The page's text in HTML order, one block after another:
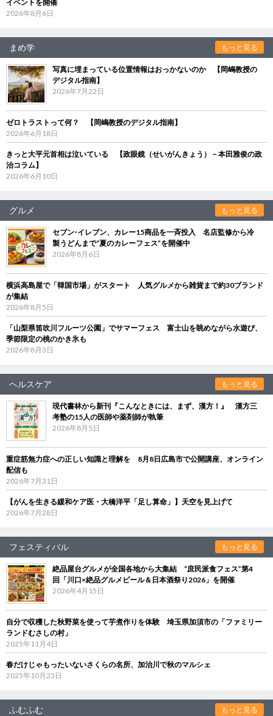
イベントを開催
2026年8月6日
まめ学 もっと見る
写真に埋まっている位置情報はおっかないのか 【岡嶋教授の
デジタル指南】
2026年7月22日
ゼロトラストって何？ 【岡嶋教授のデジタル指南】
2026年6月18日
きっと大平元首相は泣いている 【政眼鏡（せいがんきょう）－本田雅俊の政
治コラム】
2026年6月10日
グルメ もっと見る
セブン‐イレブン、カレー15商品を一斉投入 名店監修から冷
製うどんまで“夏のカレーフェス”を開催中
2026年8月6日
横浜高島屋で「韓国市場」がスタート 人気グルメから雑貨まで約30ブランド
が集結
2026年8月5日
「山梨県笛吹川フルーツ公園」でサマーフェス 富士山を眺めながら水遊び、
季節限定の桃のかき氷も
2026年8月3日
ヘルスケア もっと見る
現代書林から新刊『こんなときには、まず、漢方！』 漢方三
考塾の15人の医師や薬剤師が執筆
2026年8月5日
重症筋無力症への正しい知識と理解を 8月8日広島市で公開講座、オンライン
配信も
2026年7月31日
【がんを生きる緩和ケア医・大橋洋平「足し算命」】天空を見上げて
2026年7月28日
フェスティバル もっと見る
絶品屋台グルメが全国各地から大集結 “庶民派食フェス”第4
回「川口×絶品グルメビール＆日本酒祭り2026」を開催
2026年4月15日
自分で収穫した秋野菜を使って芋煮作りを体験 埼玉県加須市の「ファミリー
ランドむさしの村」
2025年11月4日
春だけじゃもったいないさくらの名所、加治川で秋のマルシェ
2025年10月23日
ふむふむ もっと見る